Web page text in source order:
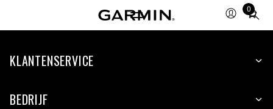
0
Total
items
cart:
KLANTENSERVICE
BEDRIJF